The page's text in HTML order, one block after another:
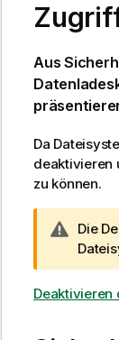
Aus
Da
deaktivieren
zu können.
W
a
r
n
Die
Deaktivieren